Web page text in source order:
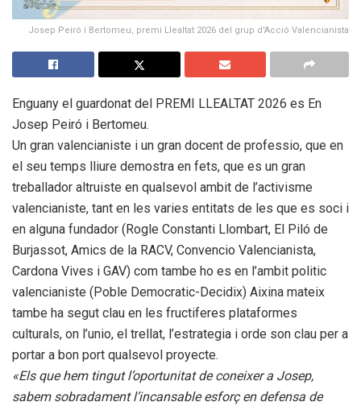
Josep Peiró i Bertomeu, premi Llealtat 2026 del grup d'Acció Valencianista
Enguany el guardonat del PREMI LLEALTAT 2026 es En
Josep Peiró i Bertomeu.
Un gran valencianiste i un gran docent de professio, que en
el seu temps lliure demostra en fets, que es un gran
treballador altruiste en qualsevol ambit de l’activisme
valencianiste, tant en les varies entitats de les que es soci i
en alguna fundador (Rogle Constanti Llombart, El Piló de
Burjassot, Amics de la RACV, Convencio Valencianista,
Cardona Vives i GAV) com tambe ho es en l’ambit politic
valencianiste (Poble Democratic-Decidix) Aixina mateix
tambe ha segut clau en les fructiferes plataformes
culturals, on l’unio, el trellat, l’estrategia i orde son clau per a
portar a bon port qualsevol proyecte.
«Els que hem tingut l’oportunitat de coneixer a Josep,
sabem sobradament l’incansable esforç en defensa de